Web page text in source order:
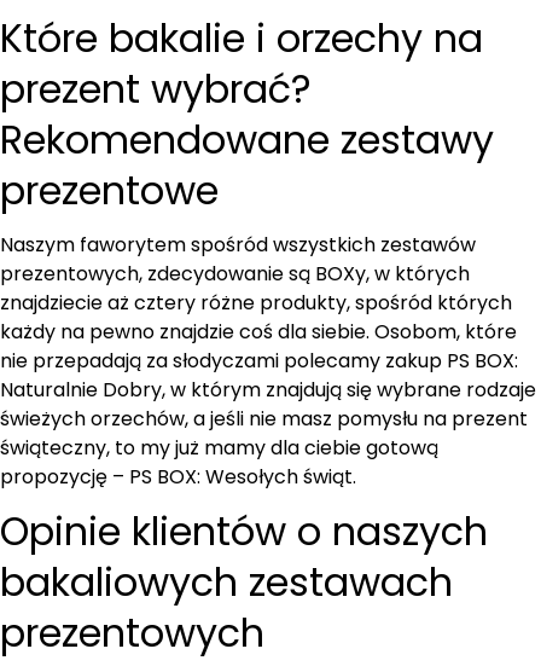
Które bakalie i orzechy na
prezent wybrać?
Rekomendowane zestawy
prezentowe
Naszym faworytem spośród wszystkich zestawów
prezentowych, zdecydowanie są BOXy, w których
znajdziecie aż cztery różne produkty, spośród których
każdy na pewno znajdzie coś dla siebie. Osobom, które
nie przepadają za słodyczami polecamy zakup PS BOX:
Naturalnie Dobry, w którym znajdują się wybrane rodzaje
świeżych orzechów, a jeśli nie masz pomysłu na prezent
świąteczny, to my już mamy dla ciebie gotową
propozycję – PS BOX: Wesołych świąt.
Opinie klientów o naszych
bakaliowych zestawach
prezentowych